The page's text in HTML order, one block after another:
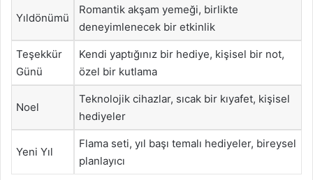
Yıldönümü
Romantik akşam yemeği, birlikte
deneyimlenecek bir etkinlik
Teşekkür
Günü
Kendi yaptığınız bir hediye, kişisel bir not,
özel bir kutlama
Noel
Teknolojik cihazlar, sıcak bir kıyafet, kişisel
hediyeler
Yeni Yıl
Flama seti, yıl başı temalı hediyeler, bireysel
planlayıcı